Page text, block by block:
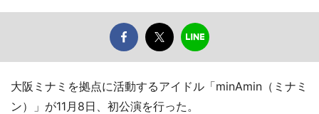
大阪ミナミを拠点に活動するアイドル「minAmin（ミナミ
ン）」が11月8日、初公演を行った。